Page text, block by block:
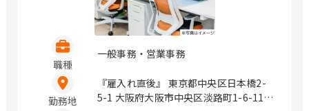
職種
一般事務・営業事務
勤務地
『雇入れ直後』 東京都中央区日本橋2-
5-1 大阪府大阪市中央区淡路町1-6-11